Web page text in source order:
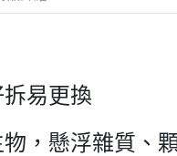
易更換
，懸浮雜質、